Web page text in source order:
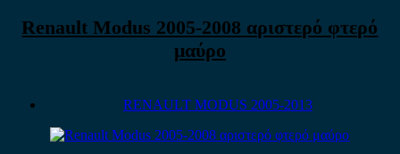
Renault Modus 2005-2008 αριστερό φτερό
μαύρο
RENAULT MODUS 2005-2013